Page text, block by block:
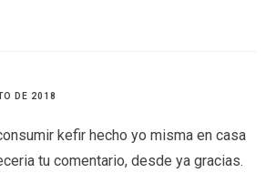
DE 2018
kefir hecho yo misma en casa
tu comentario, desde ya gracias.